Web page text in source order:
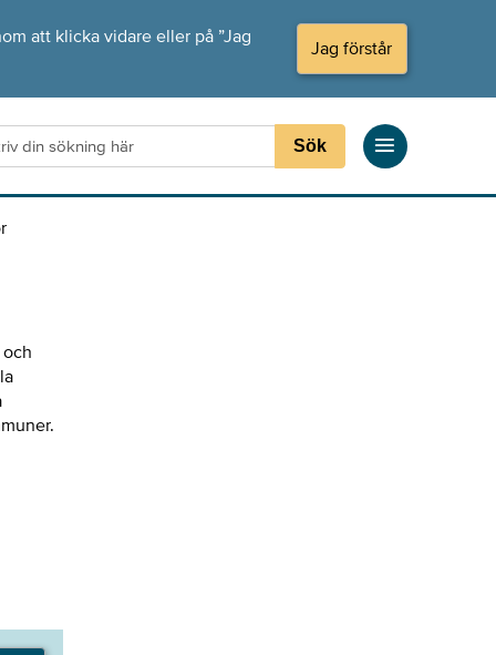
att klicka vidare eller på ”Jag
Jag förstår
Sök